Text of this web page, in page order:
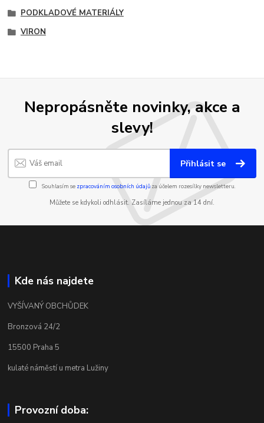
PODKLADOVÉ MATERIÁLY
VIRON
Nepropásněte novinky, akce a
slevy!
Přihlásit se
Souhlasím se zpracováním osobních údajůza účelem rozesílky newsletteru.
Můžete se kdykoli odhlásit. Zasíláme jednou za 14 dní.
Kde nás najdete
VYŠÍVANÝ OBCHŮDEK
Bronzová 24/2
15500 Praha 5
kulaté náměstí u metra Lužiny
Provozní doba: